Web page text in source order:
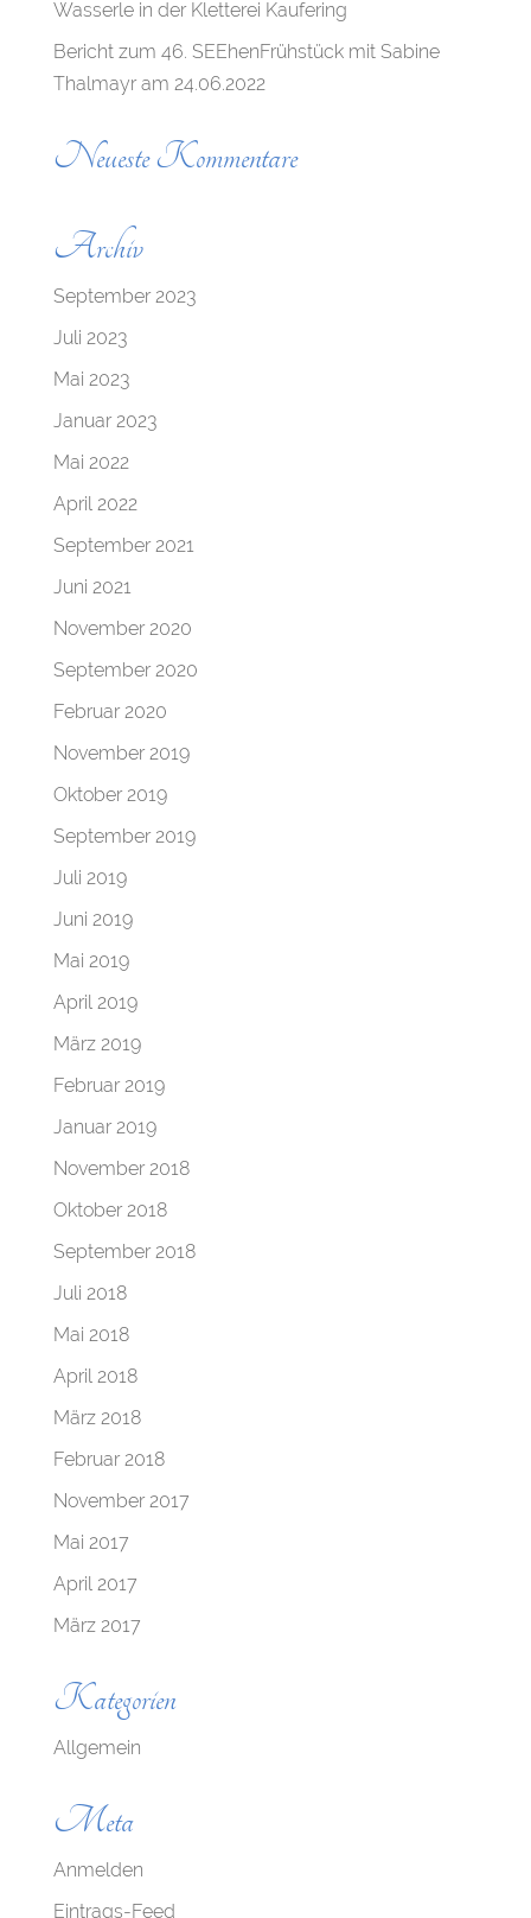
Wasserle in der Kletterei Kaufering
Bericht zum 46. SEEhenFrühstück mit Sabine
Thalmayr am 24.06.2022
Neueste Kommentare
Archiv
September 2023
Juli 2023
Mai 2023
Januar 2023
Mai 2022
April 2022
September 2021
Juni 2021
November 2020
September 2020
Februar 2020
November 2019
Oktober 2019
September 2019
Juli 2019
Juni 2019
Mai 2019
April 2019
März 2019
Februar 2019
Januar 2019
November 2018
Oktober 2018
September 2018
Juli 2018
Mai 2018
April 2018
März 2018
Februar 2018
November 2017
Mai 2017
April 2017
März 2017
Kategorien
Allgemein
Meta
Anmelden
Eintrags-Feed